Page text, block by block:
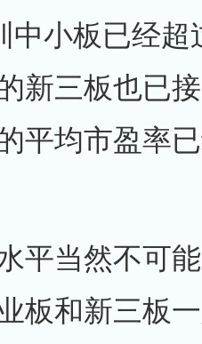
中小板已经超
新三板也已
平均市盈率
平当然不可
板和新三板